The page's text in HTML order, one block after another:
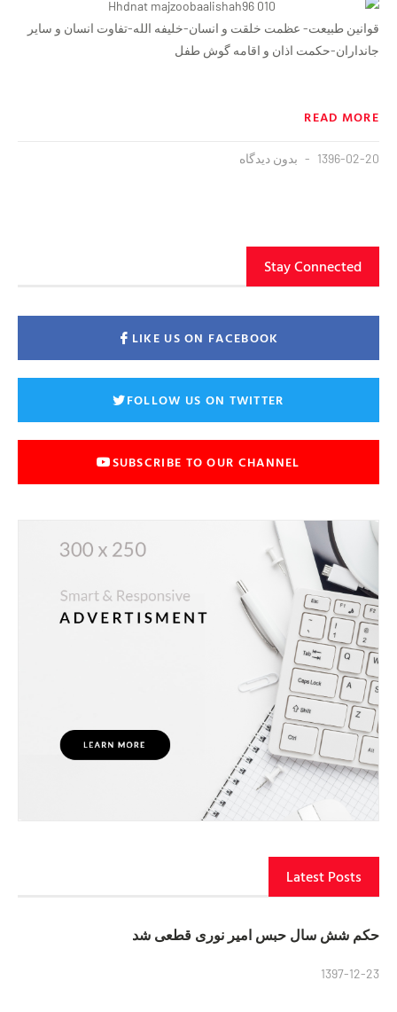
قوانین طبیعت- عظمت خلقت و انسان-خلیفه الله-تفاوت انسان و سایر
جانداران-حکمت اذان و اقامه گوش طفل
READ MORE
1396-02-20 بدون دیدگاه
Stay Connected
LIKE US ON FACEBOOK
FOLLOW US ON TWITTER
SUBSCRIBE TO OUR CHANNEL
Latest Posts
حکم شش سال حبس امیر نوری قطعی شد
1397-12-23